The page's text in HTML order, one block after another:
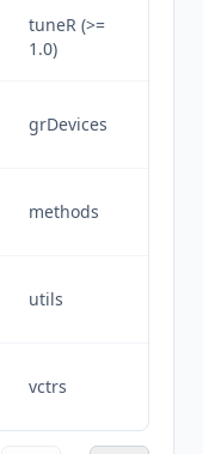
tuneR (>=
1.0)
grDevices
methods
utils
vctrs